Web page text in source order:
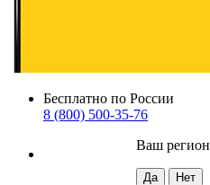
Бесплатно по России
8 (800) 500-35-76
Ваш регион